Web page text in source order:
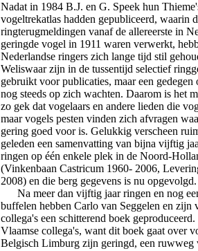
Nadat in 1984 B.J. en G. Speek hun
vogeltrekatlas hadden gepubliceerd, waarin
ringterugmeldingen vanaf de allereerste in
geringde vogel in 1911 waren verwerkt,
Nederlandse ringers zich lange tijd stil
Weliswaar zijn in de tussentijd selectief
gebruikt voor publicaties, maar een gedegen
nog steeds op zich wachten. Daarom is het
zo gek dat vogelaars en andere lieden die
maar vogels pesten vinden zich afvragen
gering goed voor is. Gelukkig verscheen
geleden een samenvatting van bijna vijftig
ringen op één enkele plek in de Noord-
(Vinkenbaan Castricum 1960- 2006,
2008) en die berg gegevens is nu opgevolgd.
Na meer dan vijftig jaar ringen en nog
buffelen hebben Carlo van Seggelen en zijn
collega's een schitterend boek
Vlaamse collega's, want dit boek gaat over
Belgisch Limburg zijn geringd, een ruwweg